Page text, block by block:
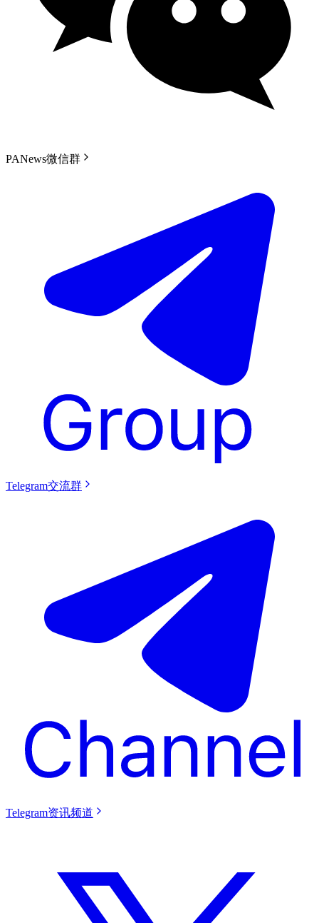
PANews微信群
Telegram交流群
Telegram资讯频道